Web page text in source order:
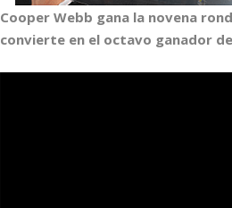
Cooper Webb gana la novena
convierte en el octavo ganador